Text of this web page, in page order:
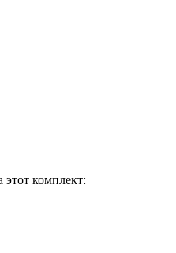
комплект: